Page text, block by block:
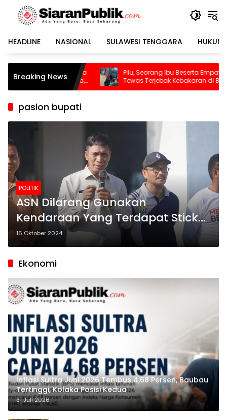
Langsung
konten
HEADLINE
NASIONAL SULAWESI TENGGARA HUKUM
Breaking News
Buka
Pilu, Seorang Ibu Beserta Empat Anaknya
Tewas Terjebak Kebakaran di Bombana
paslon bupati
POLITIK
ASN Dilarang Gunakan
Kendaraan Yang Terdapat Sticker
Paslon Bupati
16 Oktober 2024
Ekonomi
Inflasi Sultra Juni 2026 Tembus 4,68 Persen, Baubau
Tertinggi, Kolaka Posisi Kedua
31 Juli 2026